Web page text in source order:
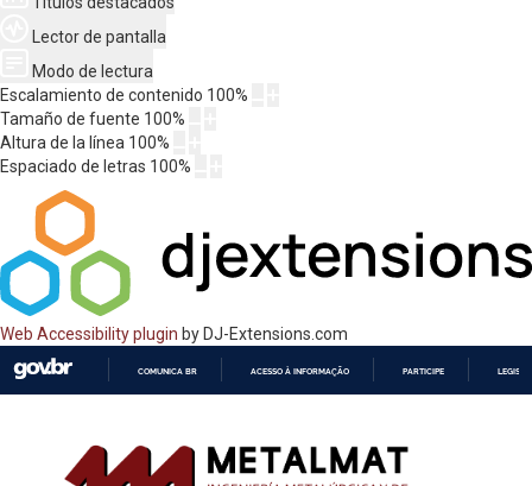
Lector de pantalla
Modo de lectura
Escalamiento de contenido 100%
Tamaño de fuente 100%
Altura de la línea 100%
Espaciado de letras 100%
Web Accessibility plugin by DJ-Extensions.com
CONTEÚDO
COMUNICA BR ACESSO À INFORMAÇÃO PARTICIPE